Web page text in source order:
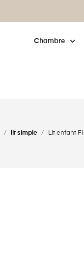
Chambre
lit simple Lit enfant